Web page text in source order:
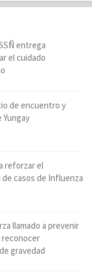
entrega
el cuidado
de encuentro y
Yungay
reforzar el
casos de Influenza
llamado a prevenir
gravedad